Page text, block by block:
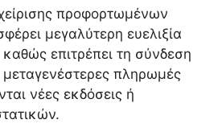
προφορτωμένων
μεγαλύτερη ευελιξία
καθώς επιτρέπει τη σύνδεση
πληρωμές
νέες εκδόσεις ή